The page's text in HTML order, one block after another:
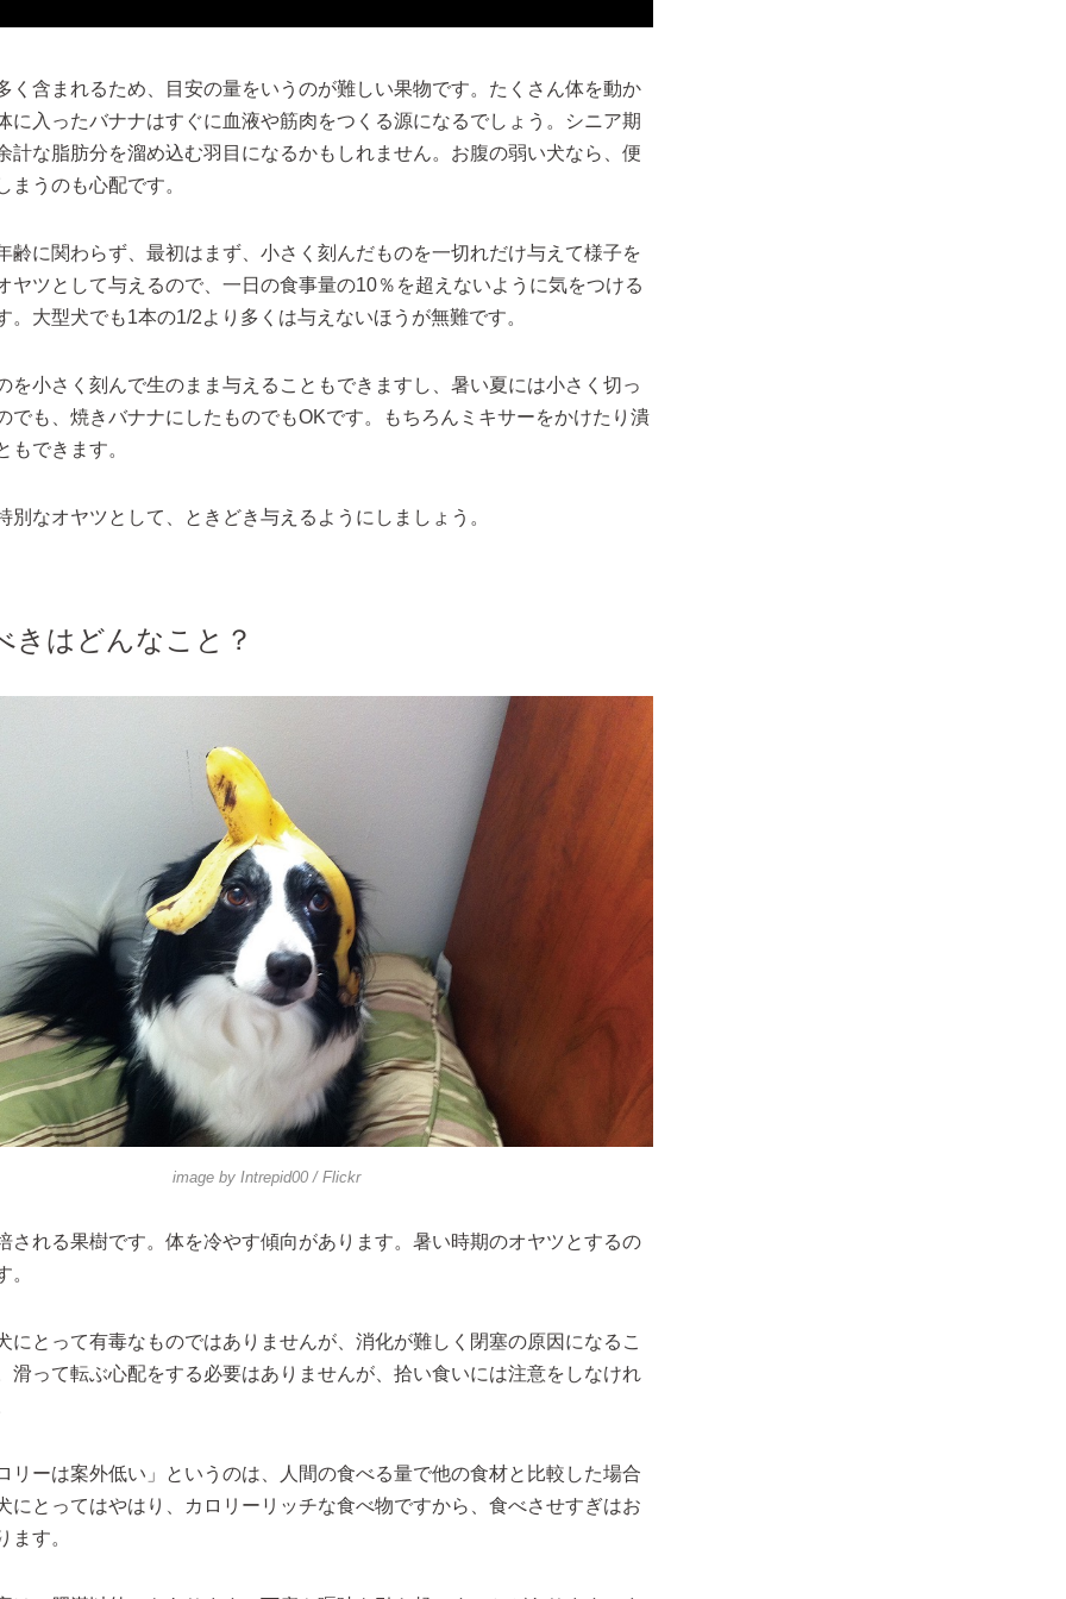
く含まれるため、目安の量をいうのが難しい果物です。たくさん体を動か
に入ったバナナはすぐに血液や筋肉をつくる源になるでしょう。シニア期
計な脂肪分を溜め込む羽目になるかもしれません。お腹の弱い犬なら、便
まうのも心配です。
齢に関わらず、最初はまず、小さく刻んだものを一切れだけ与えて様子を
ヤツとして与えるので、一日の食事量の10％を超えないように気をつける
。大型犬でも1本の1/2より多くは与えないほうが無難です。
を小さく刻んで生のまま与えることもできますし、暑い夏には小さく切っ
でも、焼きバナナにしたものでもOKです。もちろんミキサーをかけたり潰
もできます。
別なオヤツとして、ときどき与えるようにしましょう。
きはどんなこと？
image by Intrepid00 / Flickr
される果樹です。体を冷やす傾向があります。暑い時期のオヤツとするの
。
にとって有毒なものではありませんが、消化が難しく閉塞の原因になるこ
滑って転ぶ心配をする必要はありませんが、拾い食いには注意をしなけれ
リーは案外低い」というのは、人間の食べる量で他の食材と比較した場合
にとってはやはり、カロリーリッチな食べ物ですから、食べさせすぎはお
ます。